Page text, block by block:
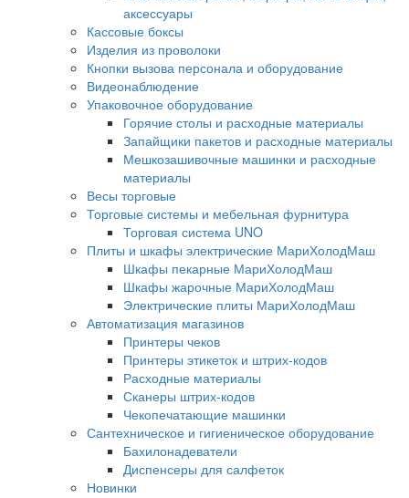
аксессуары
Кассовые боксы
Изделия из проволоки
Кнопки вызова персонала и оборудование
Видеонаблюдение
Упаковочное оборудование
Горячие столы и расходные материалы
Запайщики пакетов и расходные материалы
Мешкозашивочные машинки и расходные
материалы
Весы торговые
Торговые системы и мебельная фурнитура
Торговая система UNO
Плиты и шкафы электрические МариХолодМаш
Шкафы пекарные МариХолодМаш
Шкафы жарочные МариХолодМаш
Электрические плиты МариХолодМаш
Автоматизация магазинов
Принтеры чеков
Принтеры этикеток и штрих-кодов
Расходные материалы
Сканеры штрих-кодов
Чекопечатающие машинки
Сантехническое и гигиеническое оборудование
Бахилонадеватели
Диспенсеры для салфеток
Новинки